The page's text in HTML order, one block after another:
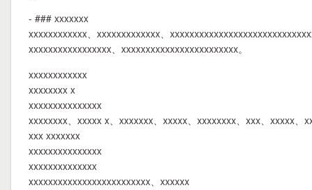
- ### xxxxxxx
xxxxxxxxxxxx、xxxxxxxxxxxxx、
xxxxxxxxxxxxxxxxx、xxxxxxxxxxxxxxxxxxxxxxxx。
xxxxxxxxxxxx
xxxxxxxx x
xxxxxxxxxxxxxxx
xxxxxxxx、xxxxx x、xxxxxxx、xxxxx、xxxxxxxx、xxx、xxxxx、
xxx xxxxxxx
xxxxxxxxxxxxxxx
xxxxxxxxxxxxxx
xxxxxxxxxxxxxxxxxxxxxxxxx、xxxxxx